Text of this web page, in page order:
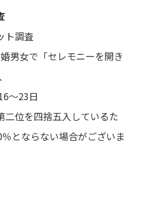
ト調査
男女で「セレモニーを開き
～23日
位を四捨五入しているた
とならない場合がございま